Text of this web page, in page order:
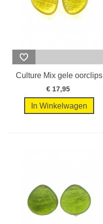
Culture Mix gele oorclips
met...
€ 17,95
In Winkelwagen